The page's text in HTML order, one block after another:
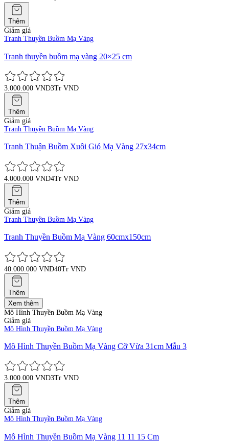
Thêm
Giảm giá
Tranh Thuyền Buồm Mạ Vàng
Tranh thuyền buồm mạ vàng 20×25 cm
3.000.000 VND3Tr VND
Thêm
Giảm giá
Tranh Thuyền Buồm Mạ Vàng
Tranh Thuận Buồm Xuôi Gió Mạ Vàng 27x34cm
4.000.000 VND4Tr VND
Thêm
Giảm giá
Tranh Thuyền Buồm Mạ Vàng
Tranh Thuyền Buồm Mạ Vàng 60cmx150cm
40.000.000 VND40Tr VND
Thêm
Xem thêm
Mô Hình Thuyền Buồm Mạ Vàng
Giảm giá
Mô Hình Thuyền Buồm Mạ Vàng
Mô Hình Thuyền Buồm Mạ Vàng Cỡ Vừa 31cm Mẫu 3
3.000.000 VND3Tr VND
Thêm
Giảm giá
Mô Hình Thuyền Buồm Mạ Vàng
Mô Hình Thuyền Buồm Mạ Vàng 11 11 15 Cm